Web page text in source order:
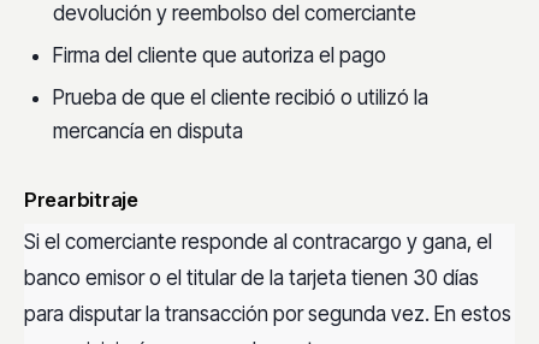
devolución y reembolso del comerciante
Firma del cliente que autoriza el pago
Prueba de que el cliente recibió o utilizó la
mercancía en disputa
Prearbitraje
Si el comerciante responde al contracargo y gana, el
banco emisor o el titular de la tarjeta tienen 30 días
para disputar la transacción por segunda vez. En estos